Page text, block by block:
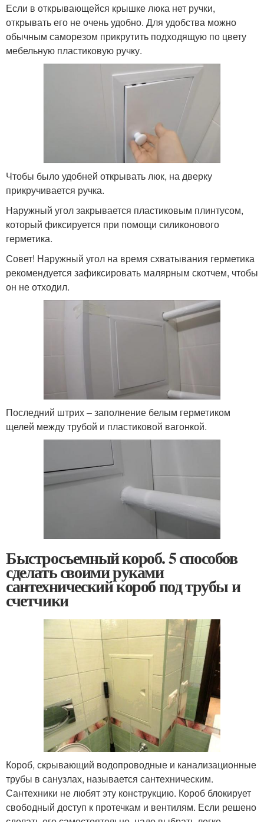
Если в открывающейся крышке люка нет ручки,
открывать его не очень удобно. Для удобства можно
обычным саморезом прикрутить подходящую по цвету
мебельную пластиковую ручку.
Чтобы было удобней открывать люк, на дверку
прикручивается ручка.
Наружный угол закрывается пластиковым плинтусом,
который фиксируется при помощи силиконового
герметика.
Совет! Наружный угол на время схватывания герметика
рекомендуется зафиксировать малярным скотчем, чтобы
он не отходил.
Последний штрих – заполнение белым герметиком
щелей между трубой и пластиковой вагонкой.
Быстросъемный короб. 5 способов
сделать своими руками
сантехнический короб под трубы и
счетчики
Короб, скрывающий водопроводные и канализационные
трубы в санузлах, называется сантехническим.
Сантехники не любят эту конструкцию. Короб блокирует
свободный доступ к протечкам и вентилям. Если решено